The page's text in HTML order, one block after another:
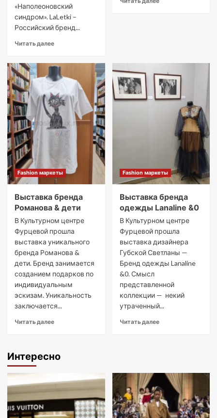
«Наполеоновский
синдром». LaLetki –
Российский бренд...
Читать далее
Fashion маркеты
Выставка бренда
Романова & дети
В Культурном центре
Фурцевой прошла
выставка уникального
бренда Романова &
дети. Бренд занимается
созданием подарков по
индивидуальным
эскизам. Уникальность
заключается...
Читать далее
Fashion маркеты
Выставка бренда
одежды Lanaline &0
В Культурном центре
Фурцевой прошла
выставка дизайнера
Губской Светланы —
Бренд одежды Lanaline
&0. Смысл
представленной
коллекции — некий
утраченный...
Читать далее
Интересно